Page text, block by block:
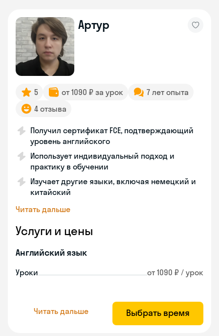
Артур
5 от 1090 ₽ за урок
7 лет опыта
4 отзыва
Получил сертификат FCE, подтверждающий
уровень английского
Использует индивидуальный подход и
практику в обучении
Изучает другие языки, включая немецкий и
китайский
Читать дальше
Услуги и цены
Английский язык
Уроки от 1090 ₽ / урок
Читать дальше Выбрать время